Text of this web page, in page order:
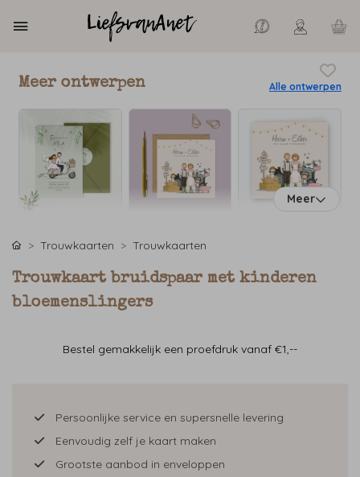
Meer ontwerpen Alle ontwerpen
Meer
Trouwkaarten Trouwkaarten
Trouwkaart bruidspaar met kinderen
bloemenslingers
Bestel gemakkelijk een proefdruk vanaf €1,--
Persoonlijke service en supersnelle levering
Eenvoudig zelf je kaart maken
Grootste aanbod in enveloppen